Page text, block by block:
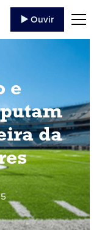
▶️ Ouvir
e
da